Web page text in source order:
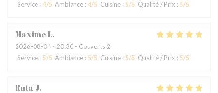
Service : 4/5 Ambiance : 4/5 Cuisine : 5/5 Qualité / Prix : 5/5
MaximeL
2026-08-04 - 20:30 - Couverts 2
Service : 5/5 Ambiance : 5/5 Cuisine : 5/5 Qualité / Prix : 5/5
Ruta J